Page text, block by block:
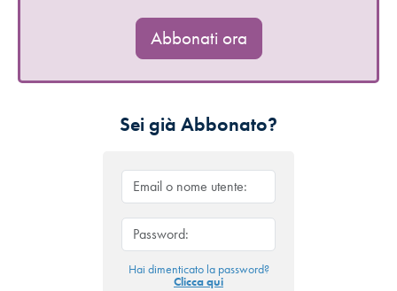
Abbonati ora
Sei già Abbonato?
Hai dimenticato la password?
Clicca qui